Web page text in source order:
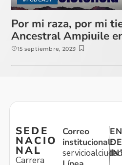
Por mi raza, por mi
Ancestral Ampiuile
15 septiembre, 2023
SEDE
NACIO
NAL
Carrera
Correo
institucional:DE